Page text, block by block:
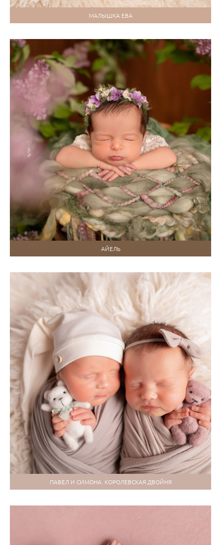
МАЛЫШКА ЕВА
АЙЕЛЬ
ПАВЕЛ И СИМОНА. КОРОЛЕВСКАЯ ДВОЙНЯ